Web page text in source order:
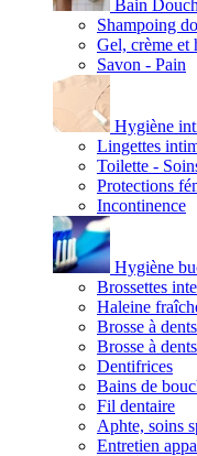
Bain
Shampoing
Gel, crème et
Savon - Pain
Hygiène
Lingettes
Toilette -
Protections
Incontinence
Hygiène
Brossettes
Haleine
Brosse à
Brosse à
Dentifrices
Bains de
Fil dentaire
Aphte, soins
Entretien